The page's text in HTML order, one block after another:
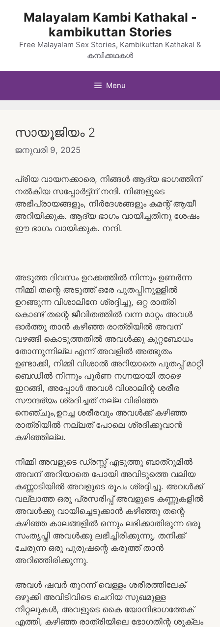
Malayalam Kambi Kathakal -
kambikuttan Stories
Free Malayalam Sex Stories, Kambikuttan Kathakal &
കമ്പിക്കഥകൾ
Menu
സായൂജിയം 2
ജനുവരി 9, 2025
പ്രിയ വായനക്കാരെ, നിങ്ങൾ ആദ്യ ഭാഗത്തിന്
നൽകിയ സപ്പോർട്ട്ന് നന്ദി. നിങ്ങളുടെ
അഭിപ്രായങ്ങളും, നിർദേശങ്ങളും കമന്റ്‌ ആയീ
അറിയിക്കുക. ആദ്യ ഭാഗം വായിച്ചതിനു ശേഷം
ഈ ഭാഗം വായിക്കുക. നന്ദി.
അടുത്ത ദിവസം ഉറക്കത്തിൽ നിന്നും ഉണർന്ന
നിമ്മി തന്റെ അടുത്ത് ഒരേ പുതപ്പിനുള്ളിൽ
ഉറങ്ങുന്ന വിശാലിനേ ശ്രദ്ദിച്ചു, ഒറ്റ രാത്രി
കൊണ്ട് തന്റെ ജീവിതത്തിൽ വന്ന മാറ്റം അവൾ
ഓർത്തു താൻ കഴിഞ്ഞ രാത്രിയിൽ അവന്
വഴങ്ങി കൊടുത്തതിൽ അവൾക്കു കുറ്റബോധം
തോന്നുന്നില്ല എന്ന് അവളിൽ അത്ഭുതം
ഉണ്ടാക്കി, നിമ്മി വിശാൽ അറിയാതെ പുതപ്പ് മാറ്റി
ബെഡിൽ നിന്നും പൂർണ നഗ്നയായി താഴെ
ഇറങ്ങി, അപ്പോൾ അവൾ വിശാലിന്റ ശരീര
സൗന്ദര്യം ശ്രദിച്ചത് നല്ല വിരിഞ്ഞ
നെഞ്ചും,ഉറച്ച ശരീരവും അവൾക്ക് കഴിഞ്ഞ
രാത്രിയിൽ നല്ലത് പോലെ ശ്രദിക്കുവാൻ
കഴിഞ്ഞില്ല.
നിമ്മി അവളുടെ ഡ്രസ്സ്‌ എടുത്തു ബാത്‌റൂമിൽ
അവന് അറിയാതെ പോയി അവിടുത്തെ വലിയ
കണ്ണാടിയിൽ അവളുടെ രൂപം ശ്രദ്ദിച്ചു. അവൾക്ക്
വല്ലാത്ത ഒരൂ പ്രസരിപ്പ് അവളുടെ കണ്ണുകളിൽ
അവൾക്കു വായിച്ചെടുക്കാൻ കഴിഞ്ഞു തന്റെ
കഴിഞ്ഞ കാലങ്ങളിൽ ഒന്നും ലഭിക്കാതിരുന്ന ഒരൂ
സംതൃപ്തി അവൾക്കു ലഭിച്ചിരിക്കുന്നു, തനിക്ക്
ചേരുന്ന ഒരൂ പുരുഷന്റെ കരുത്ത് താൻ
അറിഞ്ഞിരിക്കുന്നു.
അവൾ ഷവർ തുറന്ന് വെള്ളം ശരീരത്തിലേക്
ഒഴുക്കി അവിടിവിടെ ചെറിയ സുഖമുള്ള
നീറ്റലുകൾ, അവളുടെ കൈ യോനിഭാഗത്തേക്
എത്തി, കഴിഞ്ഞ രാത്രിയിലെ ഭോഗതിന്റ ശുക്ലം